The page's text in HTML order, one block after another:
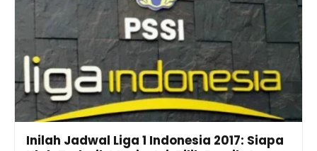
Inilah Jadwal Liga 1 Indonesia 2017: Siapa